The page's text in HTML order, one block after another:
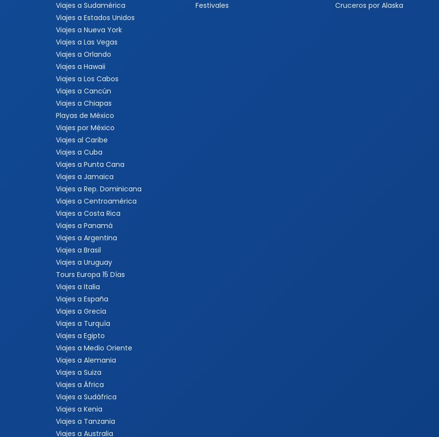
Viajes a Sudamérica
Viajes a Estados Unidos
Viajes a Nueva York
Viajes a Las Vegas
Viajes a Orlando
Viajes a Hawaii
Viajes a Los Cabos
Viajes a Cancún
Viajes a Chiapas
Playas de México
Viajes por México
Viajes al Caribe
Viajes a Cuba
Viajes a Punta Cana
Viajes a Jamaica
Viajes a Rep. Dominicana
Viajes a Centroamérica
Viajes a Costa Rica
Viajes a Panamá
Viajes a Argentina
Viajes a Brasil
Viajes a Uruguay
Tours Europa 15 Días
Viajes a Italia
Viajes a España
Viajes a Grecia
Viajes a Turquía
Viajes a Egipto
Viajes a Medio Oriente
Viajes a Alemania
Viajes a Suiza
Viajes a África
Viajes a Sudáfrica
Viajes a Kenia
Viajes a Tanzania
Viajes a Australia
Festivales
Cruceros por Alaska